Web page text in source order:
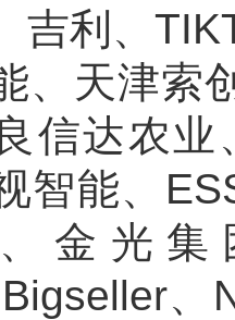
吉利、
、天津索
信达农
智能、
金光集
、